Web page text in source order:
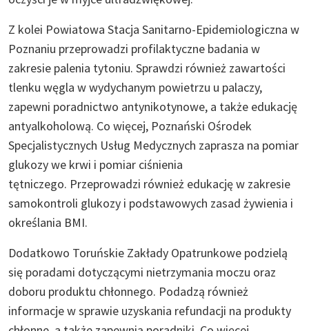
Z kolei Powiatowa Stacja Sanitarno-Epidemiologiczna w
Poznaniu przeprowadzi profilaktyczne badania w
zakresie palenia tytoniu. Sprawdzi również zawartości
tlenku węgla w wydychanym powietrzu u palaczy,
zapewni poradnictwo antynikotynowe, a także edukację
antyalkoholową. Co więcej, Poznański Ośrodek
Specjalistycznych Usług Medycznych zaprasza na pomiar
glukozy we krwi i pomiar ciśnienia
tętniczego. Przeprowadzi również edukację w zakresie
samokontroli glukozy i podstawowych zasad żywienia i
określania BMI.
Dodatkowo Toruńskie Zakłady Opatrunkowe podzielą
się poradami dotyczącymi nietrzymania moczu oraz
doboru produktu chłonnego. Podadzą również
informacje w sprawie uzyskania refundacji na produkty